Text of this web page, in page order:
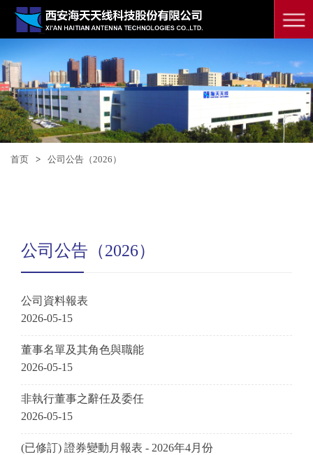
首页 > 公司公告（2026）
公司公告（2026）
公司資料報表
2026-05-15
董事名單及其角色與職能
2026-05-15
非執行董事之辭任及委任
2026-05-15
(已修訂) 證券變動月報表 - 2026年4月份